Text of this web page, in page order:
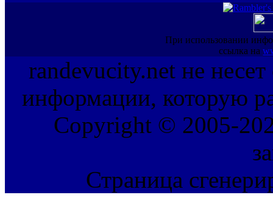
При использовании
ссылка на
randevucity.net не несет
информации, которую
Copyright © 2005-
Страница